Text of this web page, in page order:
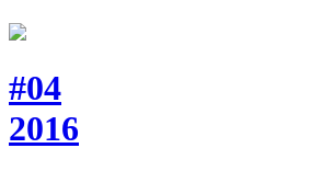
#04
2016